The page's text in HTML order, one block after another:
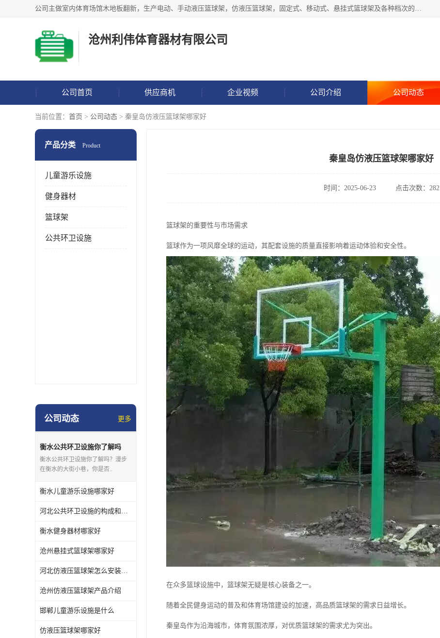
公司主做室内体育场馆木地板翻新，生产电动、手动液压篮球架，仿液压篮球架，固定式、移动式、悬挂式篮球架及各种档次的篮球板，乒乓球台、网球柱、排球柱、羽毛球柱、足球门，各种体操、田径器材等体育器材。
沧州利伟体育器材有限公司
公司首页 供应商机 企业视频 公司介绍 公司动态
当前位置： 首页 > 公司动态 > 秦皇岛仿液压篮球架哪家好
产品分类 Product
儿童游乐设施
健身器材
篮球架
公共环卫设施
公司动态 更多
衡水公共环卫设施你了解吗
衡水公共环卫设施你了解吗？漫步
在衡水的大街小巷，你是否..
衡水儿童游乐设施哪家好
河北公共环卫设施的构成和应用你知道多少？
衡水健身器材哪家好
沧州悬挂式篮球架哪家好
河北仿液压篮球架怎么安装与维护
沧州仿液压篮球架产品介绍
邯郸儿童游乐设施是什么
仿液压篮球架哪家好
秦皇岛仿液压篮球架哪家好
时间：2025-06-23 点击次数：282
篮球架的重要性与市场需求
篮球作为一项风靡全球的运动，其配套设施的质量直接影响着运动体验和安全性。
在众多篮球设施中，篮球架无疑是核心装备之一。
随着全民健身运动的普及和体育场馆建设的加速，高品质篮球架的需求日益增长。
秦皇岛作为沿海城市，体育氛围浓厚，对优质篮球架的需求尤为突出。